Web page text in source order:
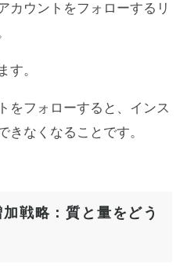
カウントをフォローするリ
す。
をフォローすると、インス
きなくなることです。
戦略：質と量をどう